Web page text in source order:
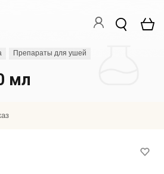
Препараты для ушей
мл